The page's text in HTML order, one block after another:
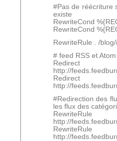
#Pas de réécriture
existe
RewriteCond
RewriteCond
RewriteRule . /
# feed RSS et
Redirect
http://
Redirect
http://
#Redirection des
les flux des
http://
http://